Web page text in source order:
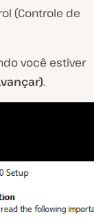
(Controle de
você estiver
.